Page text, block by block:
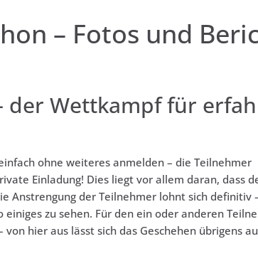
– Fotos und
Wettkampf für
ohne weiteres anmelden – die Teilnehmer
Einladung! Dies liegt vor allem daran, dass
Anstrengung der Teilnehmer lohnt sich definitiv
zu sehen. Für den ein oder anderen
hier aus lässt sich das Geschehen übrigens